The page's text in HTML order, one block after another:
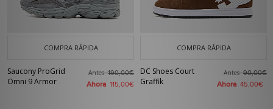
COMPRA RÁPIDA
Saucony ProGrid
Omni 9 Armor
Antes190,00€
Ahora 115,00€
COMPRA RÁPIDA
DC Shoes Court
Graffik
Antes90,00€
Ahora 45,00€